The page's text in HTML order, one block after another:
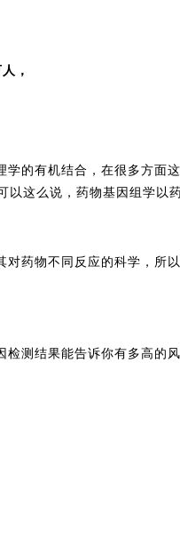
，
学的有机结合，在很多方面
这么说，药物基因组学以
药物不同反应的科学，所
测结果能告诉你有多高的